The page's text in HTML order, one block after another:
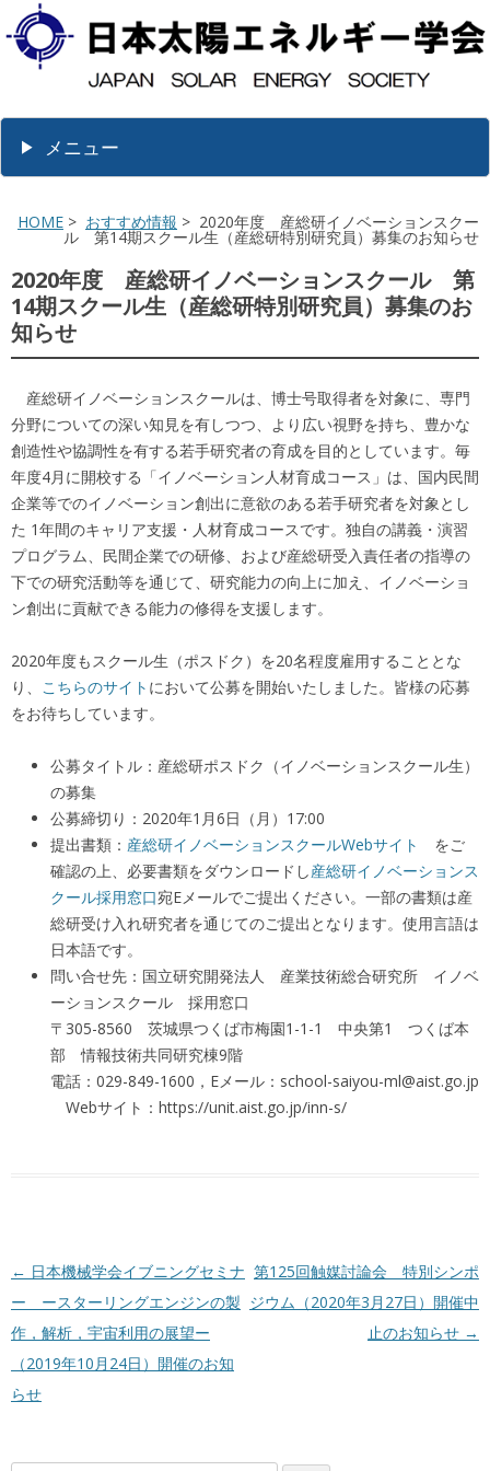
メニュー
HOME > おすすめ情報 > 2020年度 産総研イノベーションスクー
ル 第14期スクール生（産総研特別研究員）募集のお知らせ
2020年度 産総研イノベーションスクール 第
14期スクール生（産総研特別研究員）募集のお
知らせ
産総研イノベーションスクールは、博士号取得者を対象に、専門
分野についての深い知見を有しつつ、より広い視野を持ち、豊かな
創造性や協調性を有する若手研究者の育成を目的としています。毎
年度4月に開校する「イノベーション人材育成コース」は、国内民間
企業等でのイノベーション創出に意欲のある若手研究者を対象とし
た 1年間のキャリア支援・人材育成コースです。独自の講義・演習
プログラム、民間企業での研修、および産総研受入責任者の指導の
下での研究活動等を通じて、研究能力の向上に加え、イノベーショ
ン創出に貢献できる能力の修得を支援します。
2020年度もスクール生（ポスドク）を20名程度雇用することとな
り、 こちらのサイト において公募を開始いたしました。皆様の応募
をお待ちしています。
公募タイトル：産総研ポスドク（イノベーションスクール生）
の募集
公募締切り：2020年1月6日（月）17:00
提出書類： 産総研イノベーションスクールWebサイト
をご
確認の上、必要書類をダウンロードし産総研イノベーションス
クール採用窓口宛Eメールでご提出ください。一部の書類は産
総研受け入れ研究者を通じてのご提出となります。使用言語は
日本語です。
問い合せ先：国立研究開発法人 産業技術総合研究所 イノベ
ーションスクール 採用窓口
〒305-8560 茨城県つくば市梅園1-1-1 中央第1 つくば本
部 情報技術共同研究棟9階
電話：029-849-1600，Eメール：school-saiyou-ml@aist.go.jp
Webサイト：https://unit.aist.go.jp/inn-s/
投稿ナビゲーション
← 日本機械学会イブニングセミナ
ー ースターリングエンジンの製
作，解析，宇宙利用の展望ー
（2019年10月24日）開催のお知
らせ
第125回触媒討論会 特別シンポ
ジウム（2020年3月27日）開催中
止のお知らせ →